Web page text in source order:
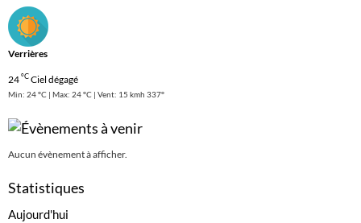
Verrières
24°CCiel dégagé
Min: 24 °C | Max: 24 °C | Vent: 15 kmh 337°
Aucun évènement à afficher.
Statistiques
Aujourd'hui